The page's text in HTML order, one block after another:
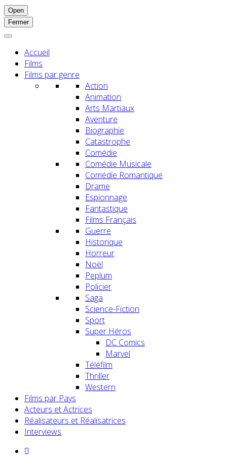
Open
Fermer
Accueil
Films
Films par genre
Action
Animation
Arts Martiaux
Aventure
Biographie
Catastrophe
Comédie
Comédie Musicale
Comédie Romantique
Drame
Espionnage
Fantastique
Films Français
Guerre
Historique
Horreur
Noël
Peplum
Policier
Saga
Science-Fiction
Sport
Super Héros
DC Comics
Marvel
Téléfilm
Thriller
Western
Films par Pays
Acteurs et Actrices
Réalisateurs et Réalisatrices
Interviews